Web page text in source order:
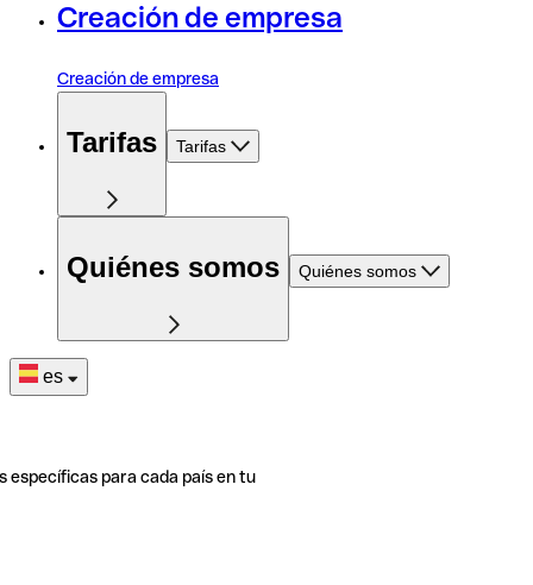
Creación de empresa
Creación de empresa
Tarifas Tarifas
Quiénes somos Quiénes somos
es
específicas para cada país en tu